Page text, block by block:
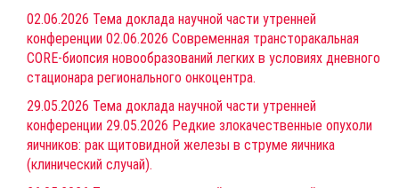
02.06.2026 Тема доклада научной части утренней
конференции 02.06.2026 Современная трансторакальная
CORE-биопсия новообразований легких в условиях дневного
стационара регионального онкоцентра.
29.05.2026 Тема доклада научной части утренней
конференции 29.05.2026 Редкие злокачественные опухоли
яичников: рак щитовидной железы в струме яичника
(клинический случай).